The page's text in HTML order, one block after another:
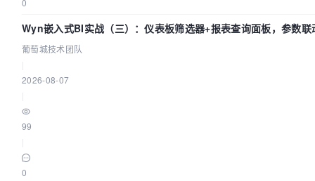
0
Wyn嵌入式BI实战（三）：仪表板筛选器+报表查询面板，参数联
闭环
葡萄城技术团队
2026-08-07
99
0